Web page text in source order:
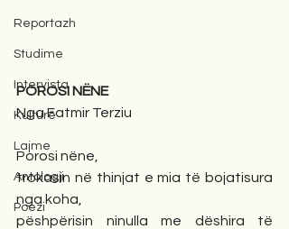
Reportazh
Studime
Intervista
Kulturë
Lajme
Antologji
Poezi
POROSI NËNE
Nga Fatmir Terziu
Porosi nëne,
trokasin në thinjat e mia të bojatisura
nga koha,
pëshpërisin ninulla me dëshira të